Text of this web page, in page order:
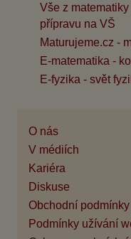
Vše z
přípravu na VŠ
Maturujeme.cz -
E-matematika -
E-fyzika - svět
O nás
V médiích
Kariéra
Diskuse
Obchodní podmínky
Podmínky užívání